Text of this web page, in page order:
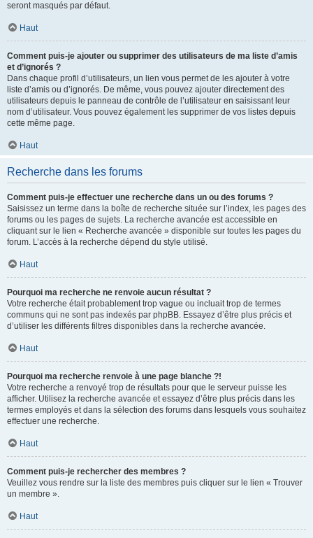
seront masqués par défaut.
Haut
Comment puis-je ajouter ou supprimer des utilisateurs de ma liste d’amis
et d’ignorés ?
Dans chaque profil d’utilisateurs, un lien vous permet de les ajouter à votre
liste d’amis ou d’ignorés. De même, vous pouvez ajouter directement des
utilisateurs depuis le panneau de contrôle de l’utilisateur en saisissant leur
nom d’utilisateur. Vous pouvez également les supprimer de vos listes depuis
cette même page.
Haut
Recherche dans les forums
Comment puis-je effectuer une recherche dans un ou des forums ?
Saisissez un terme dans la boîte de recherche située sur l’index, les pages des
forums ou les pages de sujets. La recherche avancée est accessible en
cliquant sur le lien « Recherche avancée » disponible sur toutes les pages du
forum. L’accès à la recherche dépend du style utilisé.
Haut
Pourquoi ma recherche ne renvoie aucun résultat ?
Votre recherche était probablement trop vague ou incluait trop de termes
communs qui ne sont pas indexés par phpBB. Essayez d’être plus précis et
d’utiliser les différents filtres disponibles dans la recherche avancée.
Haut
Pourquoi ma recherche renvoie à une page blanche ?!
Votre recherche a renvoyé trop de résultats pour que le serveur puisse les
afficher. Utilisez la recherche avancée et essayez d’être plus précis dans les
termes employés et dans la sélection des forums dans lesquels vous souhaitez
effectuer une recherche.
Haut
Comment puis-je rechercher des membres ?
Veuillez vous rendre sur la liste des membres puis cliquer sur le lien « Trouver
un membre ».
Haut